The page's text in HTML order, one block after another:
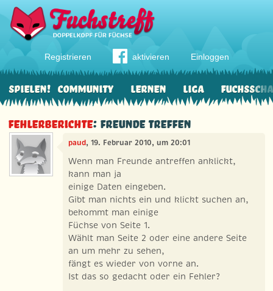
Registrieren aktivieren Einloggen
Community Lernen Liga
Spielen!
Fehlerberichte: Freunde treffen
paud, 19. Februar 2010, um 20:01
Wenn man Freunde antreffen anklickt,
kann man ja
einige Daten eingeben.
Gibt man nichts ein und klickt suchen an,
bekommt man einige
Füchse von Seite 1.
Wählt man Seite 2 oder eine andere Seite
an um mehr zu sehen,
fängt es wieder von vorne an.
Ist das so gedacht oder ein Fehler?